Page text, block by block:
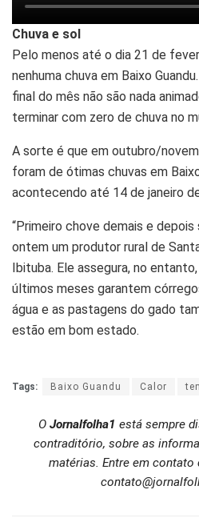
Chuva e sol
Pelo menos até o dia 21 de
nenhuma chuva em Baixo
final do mês não são nada
terminar com zero de chuva no
A sorte é que em outubro/
foram de ótimas chuvas em
acontecendo até 14 de janeiro
“Primeiro chove demais e
ontem um produtor rural de
Ibituba. Ele assegura, no
últimos meses garantem
água e as pastagens do gado
estão em bom estado.
Tags: Baixo Guandu Calor
O Jornalfolha1 está sempre
contraditório, sobre as
matérias. Entre em